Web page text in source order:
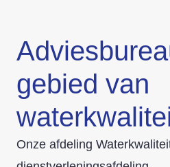
gebied van
Onze afdeling